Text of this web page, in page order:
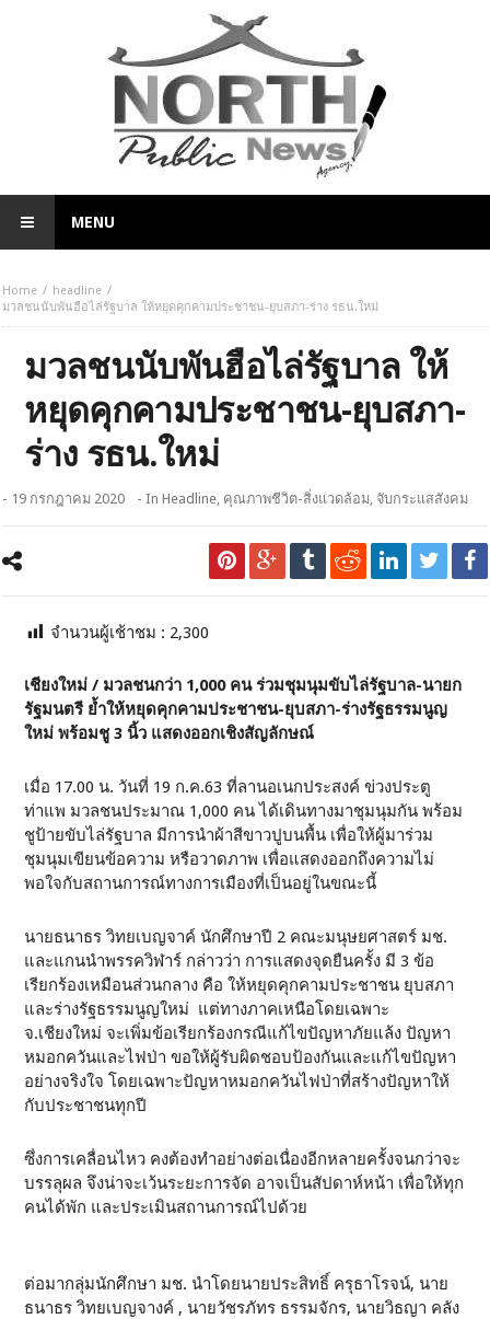
MENU
Home
headline
มวลชนนับพันฮือไล่รัฐบาล ให้หยุดคุกคามประชาชน-ยุบสภา-ร่าง รธน.ใหม่
มวลชนนับพันฮือไล่รัฐบาล ให้
หยุดคุกคามประชาชน-ยุบสภา-
ร่าง รธน.ใหม่
- 19 กรกฎาคม 2020 - InHeadline, คุณภาพชีวิต-สิ่งแวดล้อม, จับกระแสสังคม
จำนวนผู้เช้าชม : 2,300
เชียงใหม่ / มวลชนกว่า 1,000 คน ร่วมชุมนุมขับไล่รัฐบาล-นายก
รัฐมนตรี ย้ำให้หยุดคุกคามประชาชน-ยุบสภา-ร่างรัฐธรรมนูญ
ใหม่ พร้อมชู 3 นิ้ว แสดงออกเชิงสัญลักษณ์
เมื่อ 17.00 น. วันที่ 19 ก.ค.63 ที่ลานอเนกประสงค์ ข่วงประตู
ท่าแพ มวลชนประมาณ 1,000 คน ได้เดินทางมาชุมนุมกัน พร้อม
ชูป้ายขับไล่รัฐบาล มีการนำผ้าสีขาวปูบนพื้น เพื่อให้ผู้มาร่วม
ชุมนุมเขียนข้อความ หรือวาดภาพ เพื่อแสดงออกถึงความไม่
พอใจกับสถานการณ์ทางการเมืองที่เป็นอยู่ในขณะนี้
นายธนาธร วิทยเบญจาค์ นักศึกษาปี 2 คณะมนุษยศาสตร์ มช.
และแกนนำพรรควิฬาร์ กล่าวว่า การแสดงจุดยืนครั้ง มี 3 ข้อ
เรียกร้องเหมือนส่วนกลาง คือ ให้หยุดคุกคามประชาชน ยุบสภา
และร่างรัฐธรรมนูญใหม่ แต่ทางภาคเหนือโดยเฉพาะ
จ.เชียงใหม่ จะเพิ่มข้อเรียกร้องกรณีแก้ไขปัญหาภัยแล้ง ปัญหา
หมอกควันและไฟป่า ขอให้ผู้รับผิดชอบป้องกันและแก้ไขปัญหา
อย่างจริงใจ โดยเฉพาะปัญหาหมอกควันไฟป่าที่สร้างปัญหาให้
กับประชาชนทุกปี
ซึ่งการเคลื่อนไหว คงต้องทำอย่างต่อเนื่องอีกหลายครั้งจนกว่าจะ
บรรลุผล จึงน่าจะเว้นระยะการจัด อาจเป็นสัปดาห์หน้า เพื่อให้ทุก
คนได้พัก และประเมินสถานการณ์ไปด้วย
ต่อมากลุ่มนักศึกษา มช. นำโดยนายประสิทธิ์ ครุธาโรจน์, นาย
ธนาธร วิทยเบญจางค์ , นายวัชรภัทร ธรรมจักร, นายวิธญา คลัง